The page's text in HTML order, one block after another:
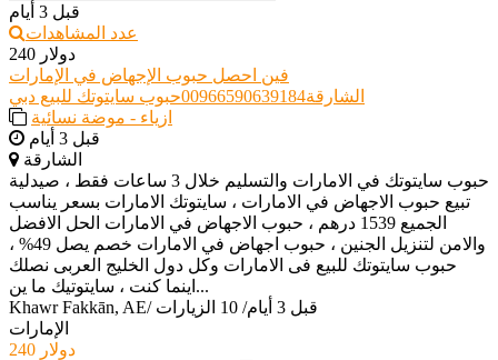
قبل 3 أيام
عدد المشاهدات
240 دولار
فين احصل حبوب الإجهاض في الإمارات
الشارقة00966590639184حبوب سايتوتك للبيع دبي
ازياء - موضة نسائية
قبل 3 أيام
الشارقة
حبوب سايتوتك في الامارات والتسليم خلال 3 ساعات فقط ، صيدلية
تبيع حبوب الاجهاض في الامارات ، سايتوتك الامارات بسعر يناسب
الجميع 1539 درهم ، حبوب الاجهاض في الامارات الحل الافضل
والامن لتنزيل الجنين ، حبوب اجهاض في الامارات خصم يصل 49% ،
حبوب سايتوتك للبيع فى الامارات وكل دول الخليج العربى نصلك
اينما كنت ، سايتوتيك ما ين...
Khawr Fakkān, AE/ قبل 3 أيام / 10 الزيارات
الإمارات
240 دولار